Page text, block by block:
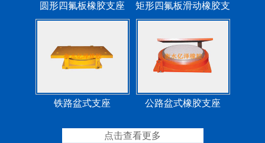
圆形四氟板橡胶支座
矩形四氟板滑动橡胶支
座
铁路盆式支座 公路盆式橡胶支座
点击查看更多